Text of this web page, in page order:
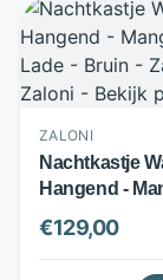
ZALONI
Nachtkastje
Hangend -
- 1 Lade -
€129,00